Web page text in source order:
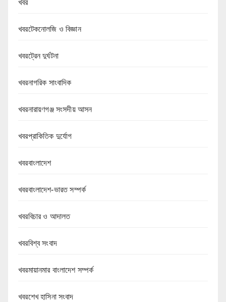
খবর
খবরটেকনোলজি ও বিজ্ঞান
খবরট্রেন দুর্ঘটনা
খবরনাগরিক সাংবাদিক
খবরনারায়ণগঞ্জ সংসদীয় আসন
খবরপ্রাকিতিক দুর্যোগ
খবরবাংলাদেশ
খবরবাংলাদেশ-ভারত সম্পর্ক
খবরবিচার ও আদালত
খবরবিশ্ব সংবাদ
খবরমায়ানমার বাংলাদেশ সম্পর্ক
খবরশেখ হাসিনা সংবাদ